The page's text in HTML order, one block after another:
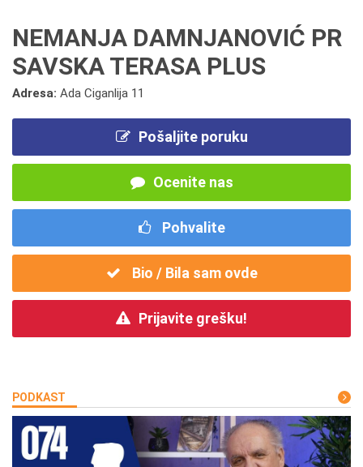
NEMANJA DAMNJANOVIĆ PR
SAVSKA TERASA PLUS
Adresa: Ada Ciganlija 11
Pošaljite poruku
Ocenite nas
Pohvalite
Bio / Bila sam ovde
Prijavite grešku!
PODKAST